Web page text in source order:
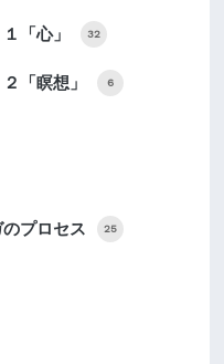
「心」 32
「瞑想」 6
プロセス 25